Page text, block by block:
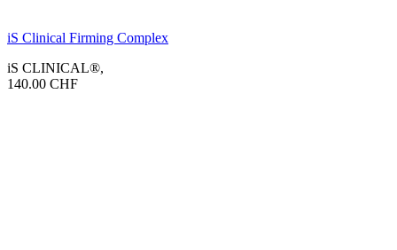
iS Clinical Firming Complex
iS CLINICAL®,
140.00 CHF